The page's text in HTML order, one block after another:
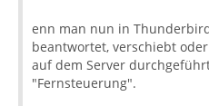
enn man nun in
beantwortet, verschiebt
auf dem Server
"Fernsteuerung".